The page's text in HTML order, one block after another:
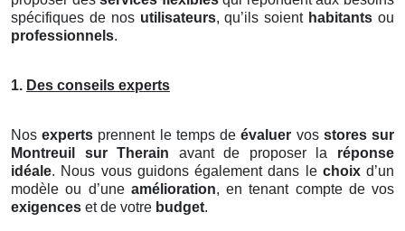
spécifiques de nos utilisateurs, qu’ils soient habitants ou
professionnels.
1. Des conseils experts
Nosexperts prennent le temps deévaluer vos stores sur
Montreuil sur Therain avant de proposer la réponse
idéale. Nous vous guidons également dans le choixd’un
modèle ou d’une amélioration, en tenant compte de vos
exigences et de votre budget.